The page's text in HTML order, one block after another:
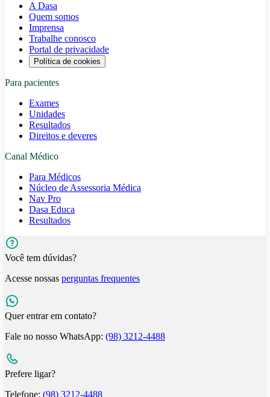
A Dasa
Quem somos
Imprensa
Trabalhe conosco
Portal de privacidade
Política de cookies
Para pacientes
Exames
Unidades
Resultados
Direitos e deveres
Canal Médico
Para Médicos
Núcleo de Assessoria Médica
Nav Pro
Dasa Educa
Resultados
Você tem dúvidas?
Acesse nossas perguntas frequentes
Quer entrar em contato?
Fale no nosso WhatsApp: (98) 3212-4488
Prefere ligar?
Telefone: (98) 3212-4488